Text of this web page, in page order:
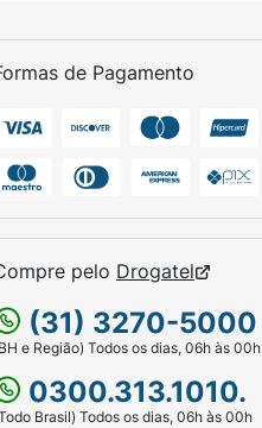
de Pagamento
pelo Drogatel
(31) 3270-5000
e Região) Todos os dias, 06h às 00h
0300.313.1010.
Brasil) Todos os dias, 06h às 00h